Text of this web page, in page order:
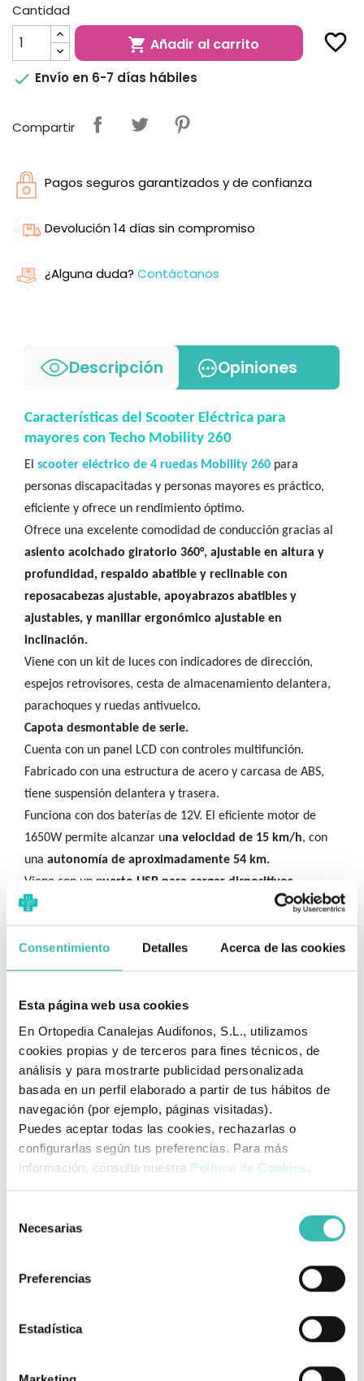
Consentimiento Detalles Acerca de las cookies
Esta página web usa cookies
En Ortopedia Canalejas Audifonos, S.L., utilizamos
cookies propias y de terceros para fines técnicos, de
análisis y para mostrarte publicidad personalizada
basada en un perfil elaborado a partir de tus hábitos de
navegación (por ejemplo, páginas visitadas).
Puedes aceptar todas las cookies, rechazarlas o
configurarlas según tus preferencias. Para más
información, consulta nuestra Política de Cookies .
Necesarias
Preferencias
Estadística
Cantidad
 Añadir al carrito favorite_border
 Envío en 6-7 días hábiles
Compartir
Pagos seguros garantizados y de confianza
Devolución 14 días sin compromiso
¿Alguna duda? Contáctanos
Descripción Opiniones
Características del Scooter Eléctrica para
mayores con Techo Mobility 260
El scooter eléctrico de 4 ruedas Mobility 260 para
personas discapacitadas y personas mayores es práctico,
eficiente y ofrece un rendimiento óptimo.
Ofrece una excelente comodidad de conducción gracias al
asiento acolchado giratorio 360°, ajustable en altura y
profundidad, respaldo abatible y reclinable con
reposacabezas ajustable, apoyabrazos abatibles y
ajustables, y manillar ergonómico ajustable en
inclinación.
Viene con un kit de luces con indicadores de dirección,
espejos retrovisores, cesta de almacenamiento delantera,
parachoques y ruedas antivuelco.
Capota desmontable de serie.
Cuenta con un panel LCD con controles multifunción.
Fabricado con una estructura de acero y carcasa de ABS,
tiene suspensión delantera y trasera.
Funciona con dos baterías de 12V. El eficiente motor de
1650W permite alcanzar una velocidad de 15 km/h, con
una autonomía de aproximadamente 54 km.
Viene con un puerto USB para cargar dispositivos.
Pendiente máxima estimada que se puede superar 12° -
21%.
Obstáculo máximo 12 cm
Ancho total 82 cm
Longitud total
Alto total 138,5 - 144 cm
Dimensiones del
asiento
48,5 x 49 cm
Pendiente máxima 12º
Ruedas neumáticas 35 cm x 10 cm
Autonomía
Peso máximo del